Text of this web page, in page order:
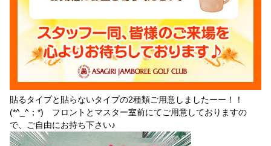
貼るタイプと貼らないタイプの2種類ご用意しましたーー！！
(*^_^；*) フロントとマスター室前にてご用意しておりますの
で、ご自由にお持ち下さい♪